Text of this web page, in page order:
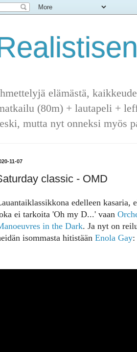
elämästä,
(80m) + lautapeli +
mutta nyt onneksi myös
11-07
classic - OMD
edelleen kasaria,
ei tarkoita 'Oh my D...' vaan
in the Dark. Ja nyt on
isommasta hitistään Enola Gay: